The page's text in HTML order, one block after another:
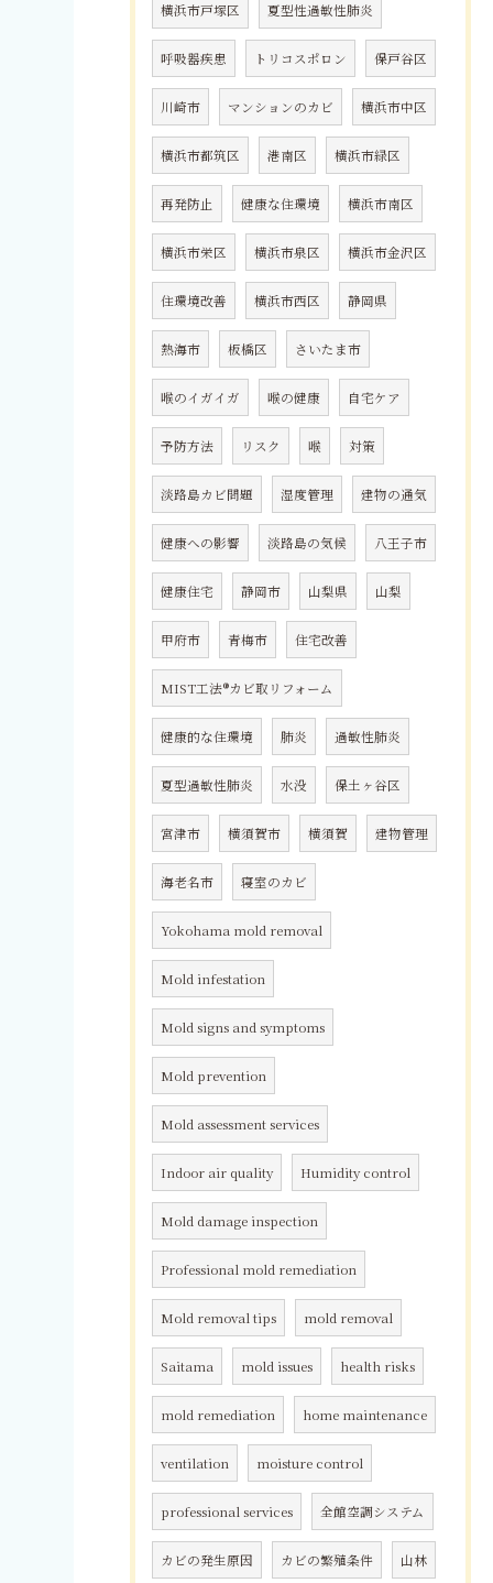
横浜市戸塚区 夏型性過敏性肺炎
呼吸器疾患 トリコスポロン 保戸谷区
川崎市 マンションのカビ 横浜市中区
横浜市都筑区 港南区 横浜市緑区
再発防止 健康な住環境 横浜市南区
横浜市栄区 横浜市泉区 横浜市金沢区
住環境改善 横浜市西区 静岡県
熱海市 板橋区 さいたま市
喉のイガイガ 喉の健康 自宅ケア
予防方法 リスク 喉 対策
淡路島カビ問題 湿度管理 建物の通気
健康への影響 淡路島の気候 八王子市
健康住宅 静岡市 山梨県 山梨
甲府市 青梅市 住宅改善
MIST工法®カビ取リフォーム
健康的な住環境 肺炎 過敏性肺炎
夏型過敏性肺炎 水没 保土ヶ谷区
宮津市 横須賀市 横須賀 建物管理
海老名市 寝室のカビ
Yokohama mold removal
Mold infestation
Mold signs and symptoms
Mold prevention
Mold assessment services
Indoor air quality Humidity control
Mold damage inspection
Professional mold remediation
Mold removal tips mold removal
Saitama mold issues health risks
mold remediation home maintenance
ventilation moisture control
professional services 全館空調システム
カビの発生原因 カビの繁殖条件 山林